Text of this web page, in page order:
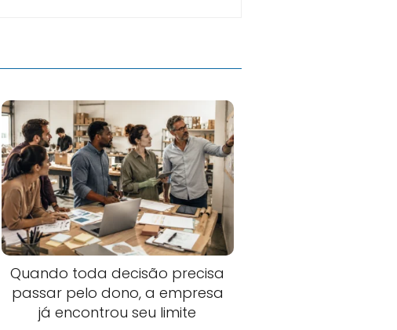
Quando toda decisão precisa
passar pelo dono, a empresa
já encontrou seu limite